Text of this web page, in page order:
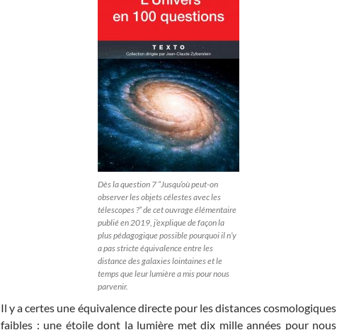
Dès la question 7 “Jusqu’où peut-on
observer les objets célestes avec les
télescopes ?” de cet ouvrage élémentaire
publié en 2019, j’explique de façon la
plus pédagogique possible pourquoi il n’y
a pas stricte équivalence entre les
distance des galaxies lointaines et le
temps que leur lumière a mis pour nous
parvenir.
Il y a certes une équivalence directe pour les distances cosmologiques
faibles : une étoile dont la lumière met dix mille années pour nous